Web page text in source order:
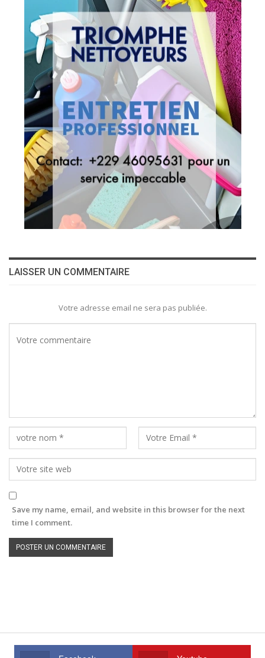
LAISSER UN COMMENTAIRE
Votre adresse email ne sera pas publiée.
Save my name, email, and website in this browser for the next
time I comment.